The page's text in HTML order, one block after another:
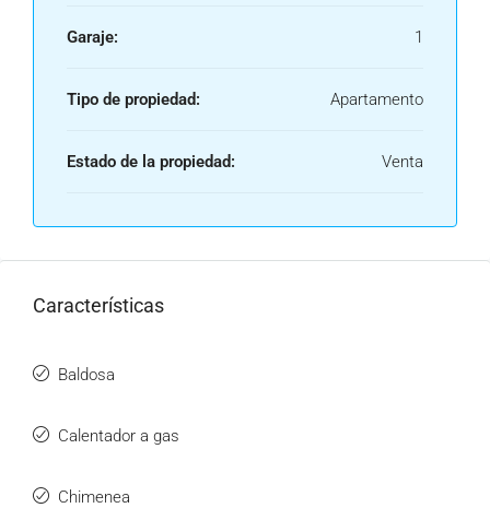
Garaje: 1
Tipo de propiedad: Apartamento
Estado de la propiedad: Venta
Características
Baldosa
Calentador a gas
Chimenea